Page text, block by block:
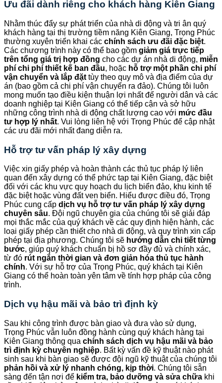
Ưu đãi dành riêng cho khách hàng Kiên Giang
Nhằm thúc đẩy sự phát triển của nhà di động và tri ân quý
khách hàng tại thị trường tiềm năng Kiên Giang, Trọng Phúc
thường xuyên triển khai các chính sách ưu đãi đặc biệt.
Các chương trình này có thể bao gồm giảm giá trực tiếp
trên tổng giá trị hợp đồng cho các dự án nhà di động, miễn
phí chi phí thiết kế ban đầu, hoặc hỗ trợ một phần chi phí
vận chuyển và lắp đặt tùy theo quy mô và địa điểm của dự
án (bao gồm cả chi phí vận chuyển ra đảo). Chúng tôi luôn
mong muốn tạo điều kiện thuận lợi nhất để người dân và các
doanh nghiệp tại Kiên Giang có thể tiếp cận và sở hữu
những công trình nhà di động chất lượng cao với mức đầu
tư hợp lý nhất. Vui lòng liên hệ với Trọng Phúc để cập nhật
các ưu đãi mới nhất đang diễn ra.
Hỗ trợ tư vấn pháp lý xây dựng
Việc xin giấy phép và hoàn thành các thủ tục pháp lý liên
quan đến xây dựng có thể phức tạp tại Kiên Giang, đặc biệt
đối với các khu vực quy hoạch du lịch biển đảo, khu kinh tế
đặc biệt hoặc vùng đất ven biển. Hiểu được điều đó, Trọng
Phúc cung cấp dịch vụ hỗ trợ tư vấn pháp lý xây dựng
chuyên sâu. Đội ngũ chuyên gia của chúng tôi sẽ giải đáp
mọi thắc mắc của quý khách về các quy định hiện hành, các
loại giấy phép cần thiết cho nhà di động, và quy trình xin cấp
phép tại địa phương. Chúng tôi sẽ hướng dẫn chi tiết từng
bước, giúp quý khách chuẩn bị hồ sơ đầy đủ và chính xác,
từ đó rút ngắn thời gian và đơn giản hóa thủ tục hành
chính. Với sự hỗ trợ của Trọng Phúc, quý khách tại Kiên
Giang có thể hoàn toàn yên tâm về tính hợp pháp của công
trình.
Dịch vụ hậu mãi và bảo trì định kỳ
Sau khi công trình được bàn giao và đưa vào sử dụng,
Trọng Phúc vẫn luôn đồng hành cùng quý khách hàng tại
Kiên Giang thông qua chính sách dịch vụ hậu mãi và bảo
trì định kỳ chuyên nghiệp. Bất kỳ vấn đề kỹ thuật nào phát
sinh sau khi bàn giao sẽ được đội ngũ kỹ thuật của chúng tôi
phản hồi và xử lý nhanh chóng, kịp thời. Chúng tôi sẵn
sàng đến tận nơi để kiểm tra, bảo dưỡng và sửa chữa khi